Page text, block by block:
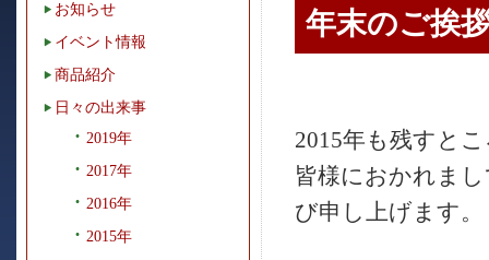
お知らせ
イベント情報
商品紹介
日々の出来事
2019年
2017年
2016年
2015年
年末のご挨
2015年も残すと
皆様におかれま
び申し上げます。